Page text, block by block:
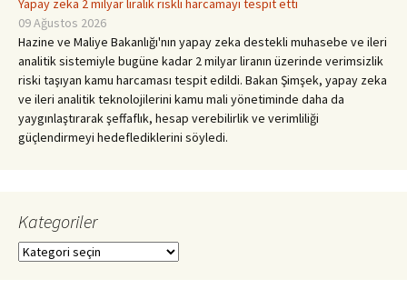
Yapay zeka 2 milyar liralık riskli harcamayı tespit etti
09 Ağustos 2026
Hazine ve Maliye Bakanlığı'nın yapay zeka destekli muhasebe ve ileri
analitik sistemiyle bugüne kadar 2 milyar liranın üzerinde verimsizlik
riski taşıyan kamu harcaması tespit edildi. Bakan Şimşek, yapay zeka
ve ileri analitik teknolojilerini kamu mali yönetiminde daha da
yaygınlaştırarak şeffaflık, hesap verebilirlik ve verimliliği
güçlendirmeyi hedeflediklerini söyledi.
Kategoriler
Kategoriler